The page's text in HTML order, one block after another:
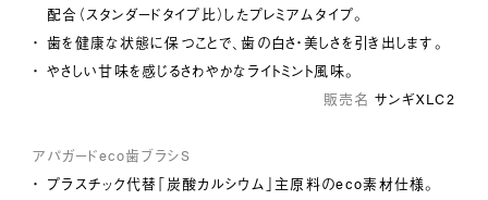
配合（スタンダードタイプ比）したプレミアムタイプ。
歯を健康な状態に保つことで、歯の白さ・美しさを引き出します。
やさしい甘味を感じるさわやかなライトミント風味。
販売名 サンギXLC2
アパガードeco歯ブラシS
プラスチック代替「炭酸カルシウム」主原料のeco素材仕様。